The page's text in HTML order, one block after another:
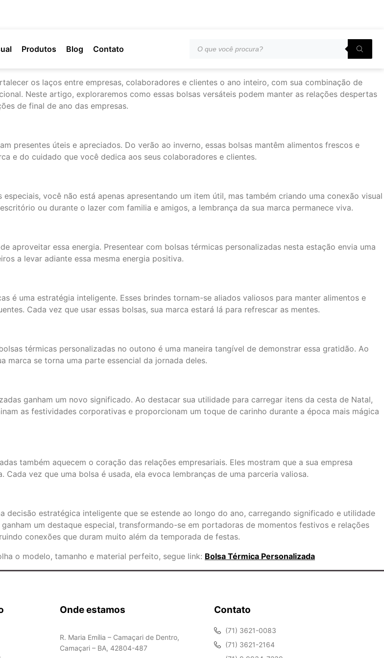
Produtos Blog Contato
os laços entre empresas, colaboradores e clientes o ano inteiro, com sua combinação de
Neste artigo, exploraremos como essas bolsas versáteis podem manter as relações despertas
de final de ano das empresas.
presentes úteis e apreciados. Do verão ao inverno, essas bolsas mantêm alimentos frescos e
e do cuidado que você dedica aos seus colaboradores e clientes.
você não está apenas apresentando um item útil, mas também criando uma conexão visual
ou durante o lazer com familia e amigos, a lembrança da sua marca permanece viva.
aproveitar essa energia. Presentear com bolsas térmicas personalizadas nesta estação envia uma
a levar adiante essa mesma energia positiva.
é uma estratégia inteligente. Esses brindes tornam-se aliados valiosos para manter alimentos e
Cada vez que usar essas bolsas, sua marca estará lá para refrescar as mentes.
térmicas personalizadas no outono é uma maneira tangível de demonstrar essa gratidão. Ao
marca se torna uma parte essencial da jornada deles.
ganham um novo significado. Ao destacar sua utilidade para carregar itens da cesta de Natal,
as festividades corporativas e proporcionam um toque de carinho durante a época mais mágica
também aquecem o coração das relações empresariais. Eles mostram que a sua empresa
vez que uma bolsa é usada, ela evoca lembranças de uma parceria valiosa.
estratégica inteligente que se estende ao longo do ano, carregando significado e utilidade
um destaque especial, transformando-se em portadoras de momentos festivos e relações
conexões que duram muito além da temporada de festas.
o modelo, tamanho e material perfeito, segue link: Bolsa Térmica Personalizada
Onde estamos
R. Maria Emília – Camaçari de Dentro,
Camaçari – BA, 42804-487
Contato
(71) 3621-0083
(71) 3621-2164